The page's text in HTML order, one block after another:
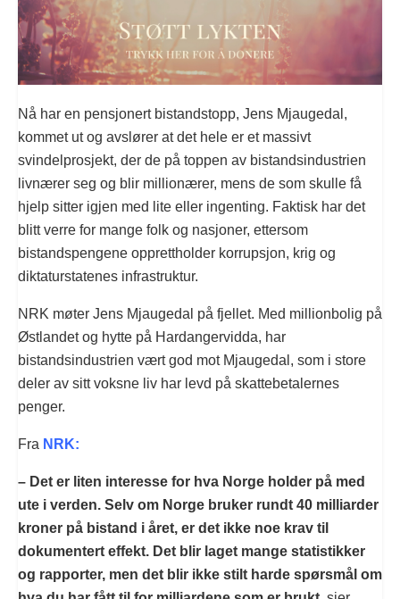
Nå har en pensjonert bistandstopp, Jens Mjaugedal,
kommet ut og avslører at det hele er et massivt
svindelprosjekt, der de på toppen av bistandsindustrien
livnærer seg og blir millionærer, mens de som skulle få
hjelp sitter igjen med lite eller ingenting. Faktisk har det
blitt verre for mange folk og nasjoner, ettersom
bistandspengene opprettholder korrupsjon, krig og
diktaturstatenes infrastruktur.
NRK møter Jens Mjaugedal på fjellet. Med millionbolig på
Østlandet og hytte på Hardangervidda, har
bistandsindustrien vært god mot Mjaugedal, som i store
deler av sitt voksne liv har levd på skattebetalernes
penger.
Fra NRK:
– Det er liten interesse for hva Norge holder på med
ute i verden. Selv om Norge bruker rundt 40 milliarder
kroner på bistand i året, er det ikke noe krav til
dokumentert effekt. Det blir laget mange statistikker
og rapporter, men det blir ikke stilt harde spørsmål om